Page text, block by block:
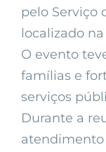
pelo Serviço
localizado
O evento
famílias e
serviços
Durante a
atendimento